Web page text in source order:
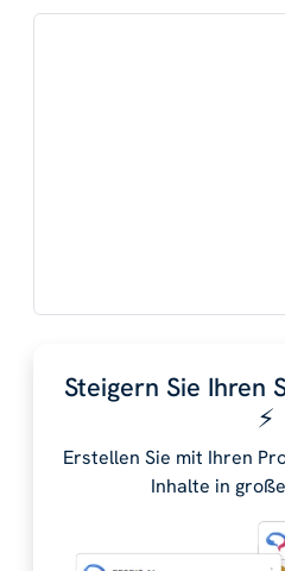
Steigern Sie Ihren
⚡️
Erstellen Sie mit Ihren
Inhalte in